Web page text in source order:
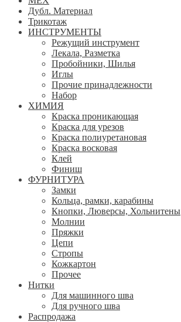
Дубл. Материал
Трикотаж
ИНСТРУМЕНТЫ
Режущий инструмент
Лекала, Разметка
Пробойники, Шилья
Иглы
Прочие принадлежности
Набор
ХИМИЯ
Краска проникающая
Краска для урезов
Краска полиуретановая
Краска восковая
Клей
Финиш
ФУРНИТУРА
Замки
Кольца, рамки, карабины
Кнопки, Люверсы, Хольнитены
Молнии
Пряжки
Цепи
Стропы
Кожкартон
Прочее
Нитки
Для машинного шва
Для ручного шва
Распродажа